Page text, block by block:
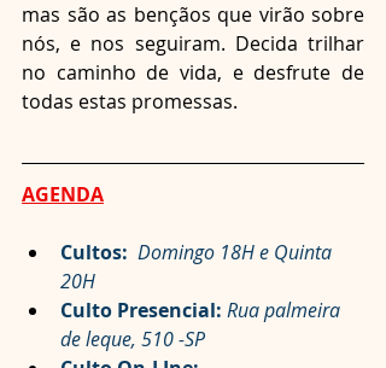
mas são as bençãos que virão sobre
nós, e nos seguiram. Decida trilhar
no caminho de vida, e desfrute de
todas estas promessas.
AGENDA
Cultos: Domingo 18H e Quinta
20H
Culto Presencial: Rua palmeira
de leque, 510 -SP